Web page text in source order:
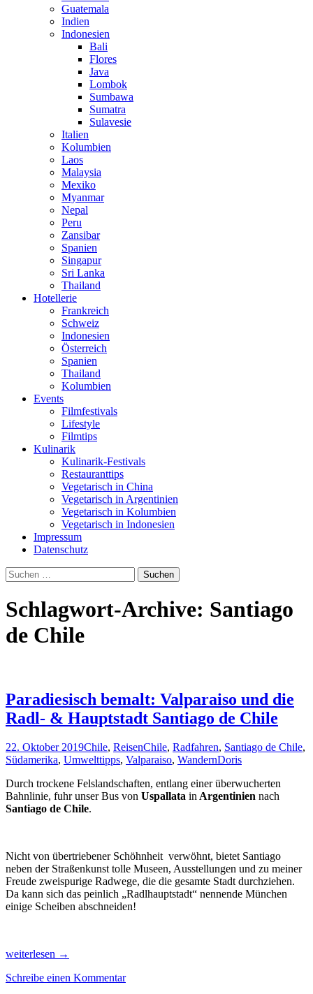
Guatemala
Indien
Indonesien
Bali
Flores
Java
Lombok
Sumbawa
Sumatra
Sulavesie
Italien
Kolumbien
Laos
Malaysia
Mexiko
Myanmar
Nepal
Peru
Zansibar
Spanien
Singapur
Sri Lanka
Thailand
Hotellerie
Frankreich
Schweiz
Indonesien
Österreich
Spanien
Thailand
Kolumbien
Events
Filmfestivals
Lifestyle
Filmtips
Kulinarik
Kulinarik-Festivals
Restauranttips
Vegetarisch in China
Vegetarisch in Argentinien
Vegetarisch in Kolumbien
Vegetarisch in Indonesien
Impressum
Datenschutz
Suchen
nach:
Schlagwort-Archive: Santiago
de Chile
Paradiesisch bemalt: Valparaiso und die
Radl- & Hauptstadt Santiago de Chile
22. Oktober 2019Chile, ReisenChile, Radfahren, Santiago de Chile,
Südamerika, Umwelttipps, Valparaiso, WandernDoris
Durch trockene Felslandschaften, entlang einer überwucherten
Bahnlinie, fuhr unser Bus von Uspallata inArgentinien nach
Santiago de Chile.
Nicht von übertriebener Schöhnheit verwöhnt, bietet Santiago
neben der Straßenkunst tolle Museen, Ausstellungen und zu meiner
Freude zweispurige Radwege, die die gesamte Stadt durchziehen.
Da kann sich das peinlich „Radlhauptstadt“ nennende München
einige Scheiben abschneiden!
Paradiesisch
Valparaiso
weiterlesen →
Schreibe einen Kommentar